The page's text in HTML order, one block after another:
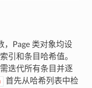
，Page 类对象均设
引和条目哈希值。
迭代所有条目并逐
首先从哈希列表中检